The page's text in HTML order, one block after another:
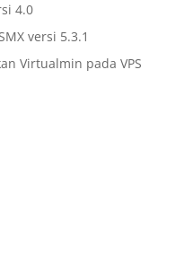
4.0
versi 5.3.1
Virtualmin pada VPS